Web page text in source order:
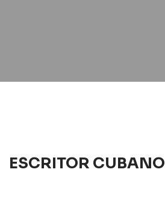
ESCRITOR CUBANO